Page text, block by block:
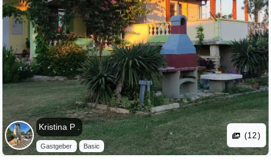
Kristina P .
Gastgeber Basic
(12)